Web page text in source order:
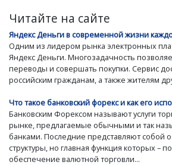
Читайте на сайте
Яндекс Деньги в современной жизни
Одним из лидером рынка электронных
Яндекс Деньги. Многозадачность
переводы и совершать покупки. Сервис
российским гражданам, а также жителям
Что такое банковский форекс и как его
Банковским Форексом называют услуги
рынке, предлагаемые обычными и так
банками. Последние представляют собой
структуры, но главная функция которых –
обеспечение валютной торговли...